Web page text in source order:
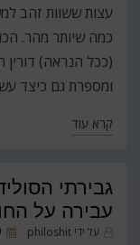
עצות ששוות זהב
כמה שיותר מהר.
(ככל הנראה)
ומספרת גם כיצד
קרא עוד
גבירתי
עבירה על
על ידי philoshit